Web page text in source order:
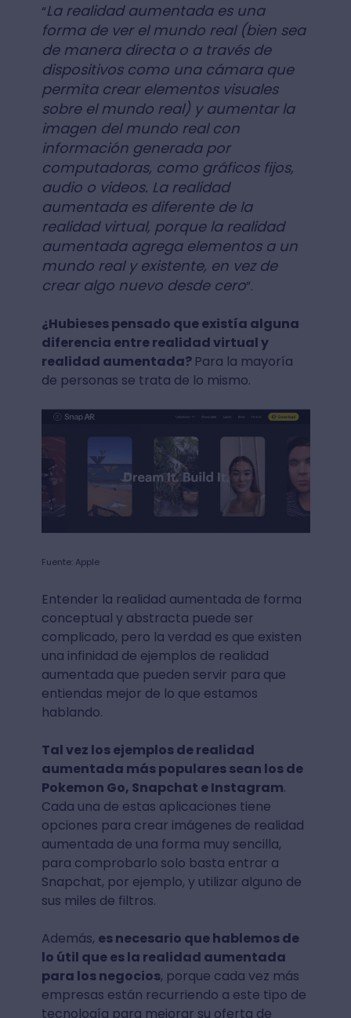
“La realidad aumentada es una
forma de ver el mundo real (bien sea
de manera directa o a través de
dispositivos como una cámara que
permita crear elementos visuales
sobre el mundo real) y aumentar la
imagen del mundo real con
información generada por
computadoras, como gráficos fijos,
audio o videos. La realidad
aumentada es diferente de la
realidad virtual, porque la realidad
aumentada agrega elementos a un
mundo real y existente, en vez de
crear algo nuevo desde cero”.
¿Hubieses pensado que existía alguna
diferencia entre realidad virtual y
realidad aumentada? Para la mayoría
de personas se trata de lo mismo.
Fuente: Apple
Entender la realidad aumentada de forma
conceptual y abstracta puede ser
complicado, pero la verdad es que existen
una infinidad de ejemplos de realidad
aumentada que pueden servir para que
entiendas mejor de lo que estamos
hablando.
Tal vez los ejemplos de realidad
aumentada más populares sean los de
Pokemon Go, Snapchat e Instagram.
Cada una de estas aplicaciones tiene
opciones para crear imágenes de realidad
aumentada de una forma muy sencilla,
para comprobarlo solo basta entrar a
Snapchat, por ejemplo, y utilizar alguno de
sus miles de filtros.
Además, es necesario que hablemos de
lo útil que es la realidad aumentada
para los negocios, porque cada vez más
empresas están recurriendo a este tipo de
tecnología para mejorar su oferta de